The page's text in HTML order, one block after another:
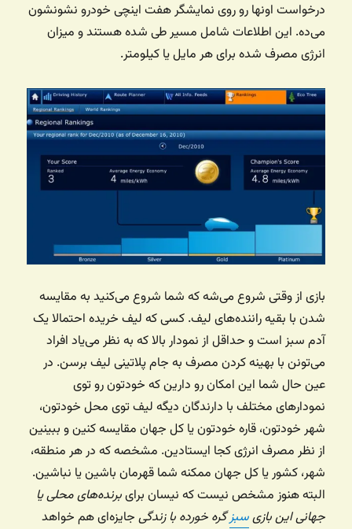
درخواست اونها رو روی نمایشگر هفت اینچی خودرو نشونشون
می‌ده. این اطلاعات شامل مسیر طی شده هستند و میزان
انرژی مصرف شده برای هر مایل یا کیلومتر.
بازی از وقتی شروع می‌شه که شما شروع می‌کنید به مقایسه
شدن با بقیه راننده‌های لیف. کسی که لیف خریده احتمالا یک
آدم سبز است و حداقل از نمودار بالا که به نظر می‌یاد افراد
می‌تونن با بهینه کردن مصرف به جام پلاتینی لیف برسن. در
عین حال شما این امکان رو دارین که خودتون رو توی
نمودارهای مختلف با دارندگان دیگه لیف توی محل خودتون،
شهر خودتون، قاره خودتون یا کل جهان مقایسه کنین و ببینین
از نظر مصرف انرژی کجا ایستادین. مشخصه که در هر منطقه،
شهر، کشور یا کل جهان ممکنه شما قهرمان باشین یا نباشین.
البته هنوز مشخص نیست که نیسان برایبرنده‌های محلی یا
جهانی این بازیسبزگره خورده با زندگی جایزه‌ای هم خواهد